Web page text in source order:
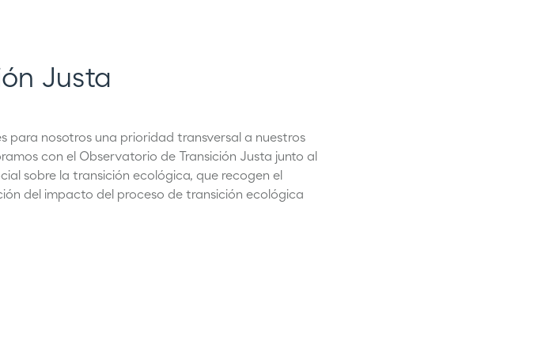
Justa
para nosotros una prioridad transversal a nuestros
con el Observatorio de Transición Justa junto al
sobre la transición ecológica, que recogen el
del impacto del proceso de transición ecológica